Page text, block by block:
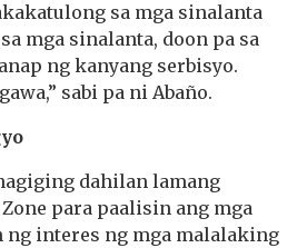
sa mga sinalanta
mga sinalanta, doon pa sa
ng kanyang serbisyo.
sabi pa ni Abaño.
dahilan lamang
para paalisin ang mga
interes ng mga malalaking